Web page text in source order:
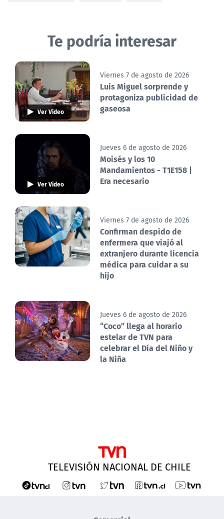
Te podría interesar
Ver Video
Viernes 7 de agosto de 2026
Luis Miguel sorprende y
protagoniza publicidad de
gaseosa
Ver Video
Jueves 6 de agosto de 2026
Moisés y los 10
Mandamientos - T1E158 |
Era necesario
Viernes 7 de agosto de 2026
Confirman despido de
enfermera que viajó al
extranjero durante licencia
médica para cuidar a su
hijo
Jueves 6 de agosto de 2026
“Coco” llega al horario
estelar de TVN para
celebrar el Día del Niño y
la Niña
TELEVISIÓN NACIONAL DE CHILE